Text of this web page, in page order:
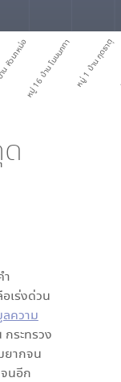
าหม่อหมู่ 16 บ้าน โนนนกทา หมู่ 1 บ้าน กุดธาตุ
เร่งด่วน
ความ
ระทรวง
ยากจน
นอีก